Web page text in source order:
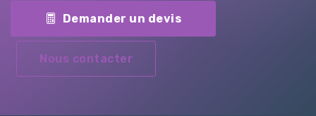
Demander un devis
Nous contacter